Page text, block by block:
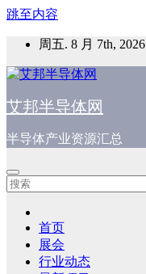
跳至内容
周五. 8 月 7th, 2026
艾邦半导体网
半导体产业资源汇总
首页
展会
行业动态